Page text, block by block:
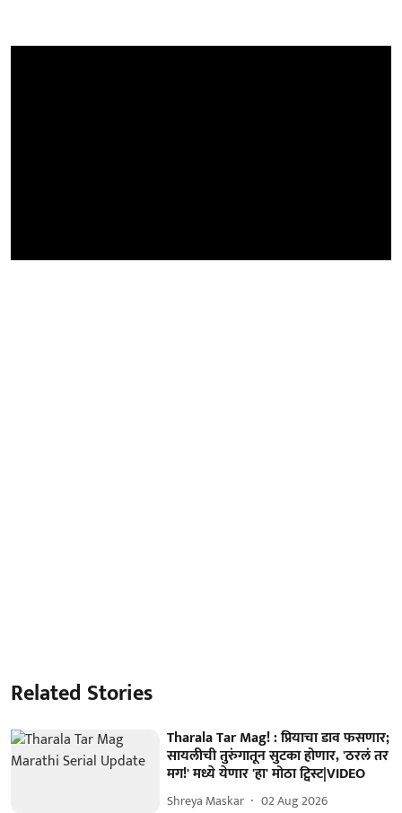
Related Stories
Tharala Tar Mag! : प्रियाचा डाव फसणार;
सायलीची तुरुंगातून सुटका होणार, 'ठरलं तर
मग!' मध्ये येणार 'हा' मोठा ट्विस्ट|VIDEO
Shreya Maskar 02 Aug 2026